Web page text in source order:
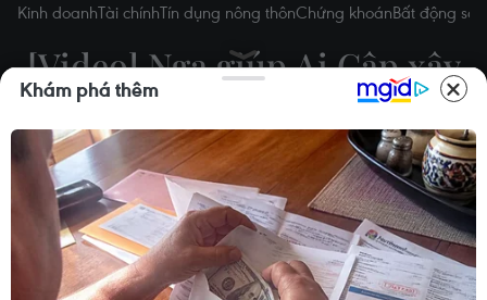
Kinh doanhTài chínhTín dụng nông thônChứng khoánBất động sản
[Video] Nga giúp Ai Cập xây
nhà máy điện hạt nhân đầu
tiên
11/02/2015 02:43
Khám phá thêm